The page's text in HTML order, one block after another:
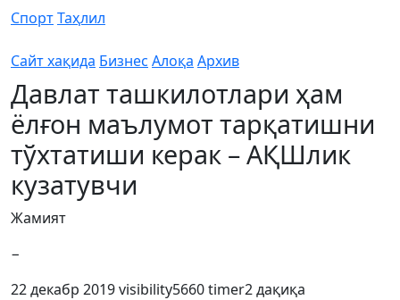
СпортТаҳлил
Сайт хақида Бизнес Алоқа Архив
Давлат ташкилотлари ҳам
ёлғон маълумот тарқатишни
тўхтатиши керак – АҚШлик
кузатувчи
Жамият
−
22 декабр 2019visibility5660timer2 дақиқа